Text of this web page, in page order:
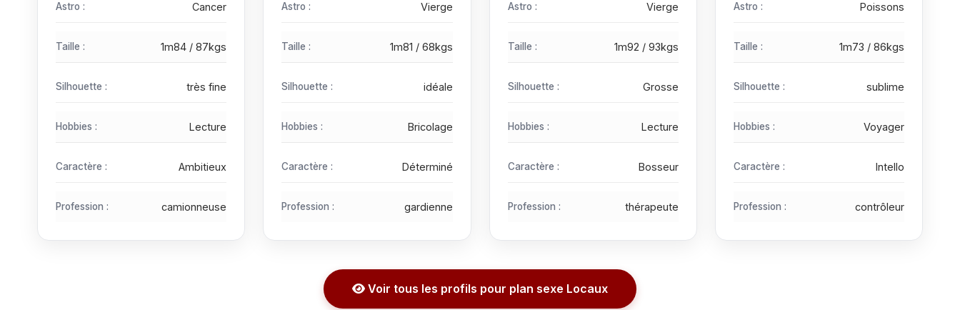
Astro : Cancer
Taille : 1m84 / 87kgs
Silhouette : très fine
Hobbies : Lecture
Caractère : Ambitieux
Profession : camionneuse
Astro : Vierge
Taille : 1m81 / 68kgs
Silhouette : idéale
Hobbies : Bricolage
Caractère : Déterminé
Profession : gardienne
Astro : Vierge
Taille : 1m92 / 93kgs
Silhouette : Grosse
Hobbies : Lecture
Caractère : Bosseur
Profession : thérapeute
Astro : Poissons
Taille : 1m73 / 86kgs
Silhouette : sublime
Hobbies : Voyager
Caractère : Intello
Profession : contrôleur
Voir tous les profils pour plan sexe Locaux